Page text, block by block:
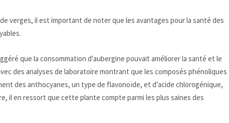
verges, il est important de noter que les avantages pour la santé des
que la consommation d'aubergine pouvait améliorer la santé et le
des analyses de laboratoire montrant que les composés phénoliques
des anthocyanes, un type de flavonoïde, et d’acide chlorogénique,
il en ressort que cette plante compte parmi les plus saines des